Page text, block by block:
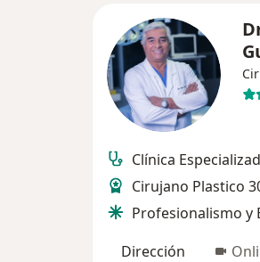
Clínica
Cirujano Plastico
Profesionalismo y
Dirección